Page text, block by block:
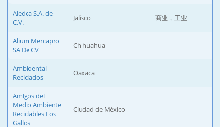
Aledca S.A. de
C.V.
Jalisco 商业，工业
Alium Mercapro
SA De CV
Chihuahua
Ambioental
Reciclados
Oaxaca
Amigos del
Medio Ambiente
Reciclables Los
Gallos
Ciudad de México